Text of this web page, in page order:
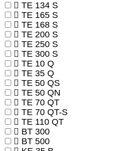
TE 134 S
TE 165 S
TE 168 S
TE 200 S
TE 250 S
TE 300 S
TE 10 Q
TE 35 Q
TE 50 QS
TE 50 QN
TE 70 QT
TE 70 QT-S
TE 110 QT
BT 300
BT 500